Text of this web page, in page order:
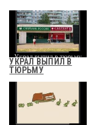
УКРАЛ ВЫПИЛ В
ТЮРЬМУ